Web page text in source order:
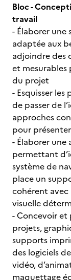
Bloc -
travail
- Élaborer
adaptée aux
adjoindre des
et
du projet
- Esquisser
de passer de
approches
pour
- Élaborer
permettant
système de
place un
cohérent
visuelle
- Concevoir et
projets,
supports
des logiciels
vidéo,
maquettage